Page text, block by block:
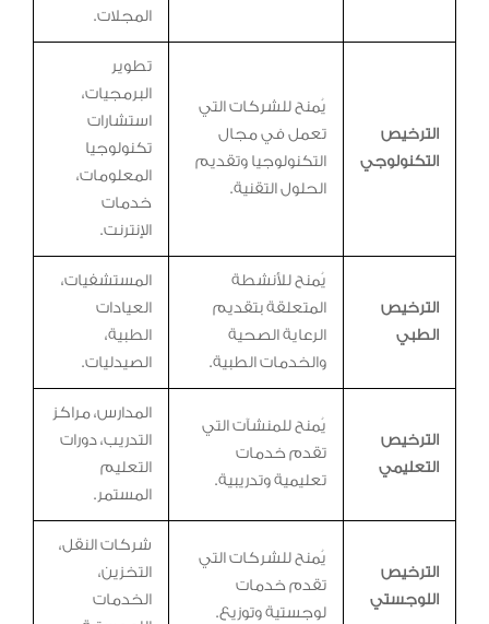
المجلات.
الترخيص
التكنولوجي
يُمنح للشركات التي
تعمل في مجال
التكنولوجيا وتقديم
الحلول التقنية.
تطوير
البرمجيات،
استشارات
تكنولوجيا
المعلومات،
خدمات
الإنترنت.
الترخيص
الطبي
يُمنح للأنشطة
المتعلقة بتقديم
الرعاية الصحية
والخدمات الطبية.
المستشفيات،
العيادات
الطبية،
الصيدليات.
الترخيص
التعليمي
يُمنح للمنشآت التي
تقدم خدمات
تعليمية وتدريبية.
المدارس، مراكز
التدريب، دورات
التعليم
المستمر.
الترخيص
اللوجستي
يُمنح للشركات التي
تقدم خدمات
لوجستية وتوزيع.
شركات النقل،
التخزين،
الخدمات